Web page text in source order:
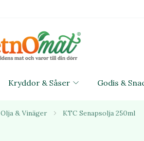
Kryddor & Såser Godis &
Olja & Vinäger KTC Senapsolja 250ml